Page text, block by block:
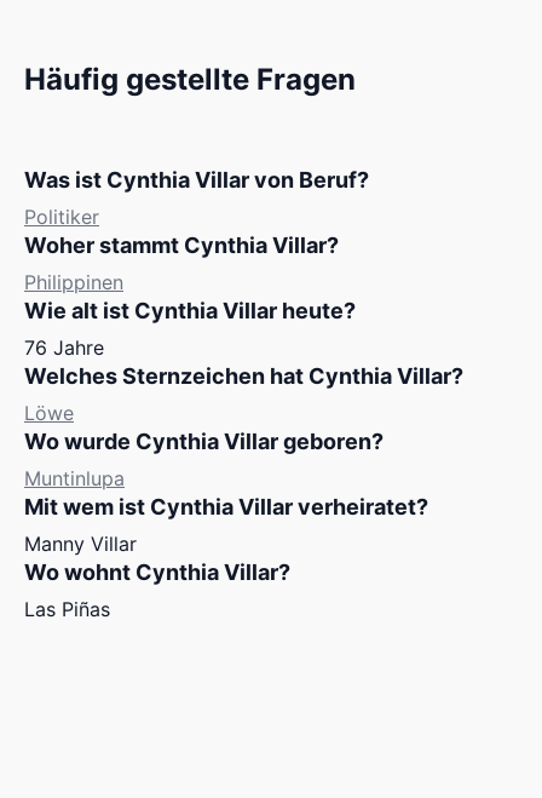
Häufig gestellte Fragen
Was ist Cynthia Villar von Beruf?
Politiker
Woher stammt Cynthia Villar?
Philippinen
Wie alt ist Cynthia Villar heute?
76 Jahre
Welches Sternzeichen hat Cynthia Villar?
Löwe
Wo wurde Cynthia Villar geboren?
Muntinlupa
Mit wem ist Cynthia Villar verheiratet?
Manny Villar
Wo wohnt Cynthia Villar?
Las Piñas